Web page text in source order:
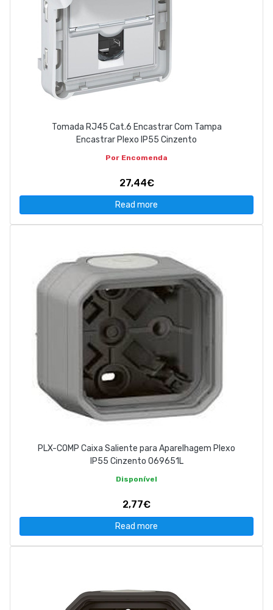
Tomada RJ45 Cat.6 Encastrar Com Tampa
Encastrar Plexo IP55 Cinzento
Por Encomenda
27,44€
Read more
PLX-COMP Caixa Saliente para Aparelhagem Plexo
IP55 Cinzento 069651L
Disponível
2,77€
Read more